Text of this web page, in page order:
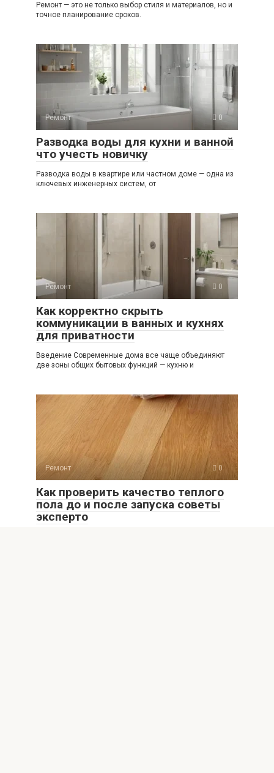
Ремонт — это не только выбор стиля и материалов, но и
точное планирование сроков.
Ремонт 0
Разводка воды для кухни и ванной
что учесть новичку
Разводка воды в квартире или частном доме — одна из
ключевых инженерных систем, от
Ремонт 0
Как корректно скрыть
коммуникации в ванных и кухнях
для приватности
Введение Современные дома все чаще объединяют
две зоны общих бытовых функций — кухню и
Ремонт 0
Как проверить качество теплого
пола до и после запуска советы
эксперто